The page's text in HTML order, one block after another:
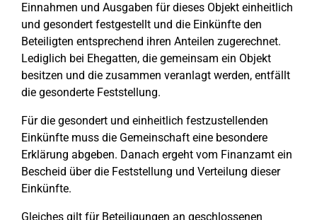
Einnahmen und Ausgaben für dieses Objekt einheitlich
und gesondert festgestellt und die Einkünfte den
Beteiligten entsprechend ihren Anteilen zugerechnet.
Lediglich bei Ehegatten, die gemeinsam ein Objekt
besitzen und die zusammen veranlagt werden, entfällt
die gesonderte Feststellung.
Für die gesondert und einheitlich festzustellenden
Einkünfte muss die Gemeinschaft eine besondere
Erklärung abgeben. Danach ergeht vom Finanzamt ein
Bescheid über die Feststellung und Verteilung dieser
Einkünfte.
Gleiches gilt für Beteiligungen an geschlossenen